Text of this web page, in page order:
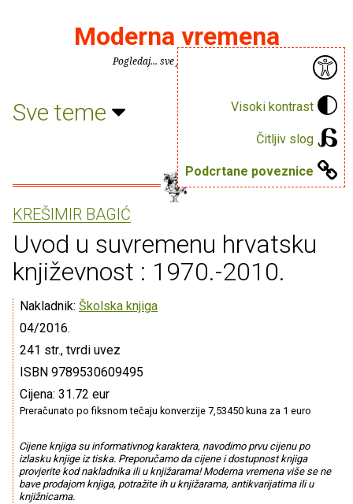
Visoki kontrast
Čitljiv slog
Podcrtane poveznice
Moderna vremena
Pogledaj... sve je puno knjiga.
Sve teme
KREŠIMIR BAGIĆ
Uvod u suvremenu hrvatsku
književnost : 1970.-2010.
Nakladnik: Školska knjiga
04/2016.
241 str., tvrdi uvez
ISBN 9789530609495
Cijena: 31.72 eur
Preračunato po fiksnom tečaju konverzije 7,53450 kuna za 1 euro
Cijene knjiga su informativnog karaktera, navodimo prvu cijenu po
izlasku knjige iz tiska. Preporučamo da cijene i dostupnost knjiga
provjerite kod nakladnika ili u knjižarama! Moderna vremena više se ne
bave prodajom knjiga, potražite ih u knjižarama, antikvarijatima ili u
knjižnicama.